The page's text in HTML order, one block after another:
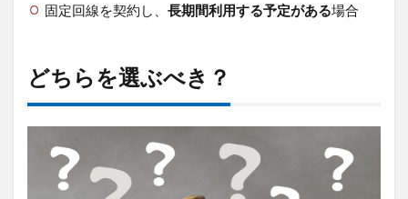
固定回線を契約し、 長期間利用する予定がある場合
どちらを選ぶべき？